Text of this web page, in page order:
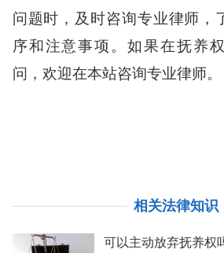
问题时，及时咨询专业律师，
序和注意事项。如果在抚养
问，欢迎在本站咨询专业律师。
相关法律知识
可以主动放弃抚养权